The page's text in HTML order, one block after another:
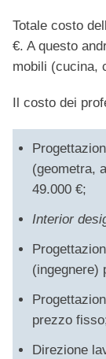
Totale costo
€. A questo
mobili (cucina,
Il costo dei
(geometra,
49.000 €;
Interior
(ingegnere)
prezzo
Direzione